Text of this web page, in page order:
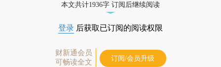
本文共计1936字 订阅后继续阅读
登录 后获取已订阅的阅读权限
财新通会员
可畅读全文
订阅/会员升级